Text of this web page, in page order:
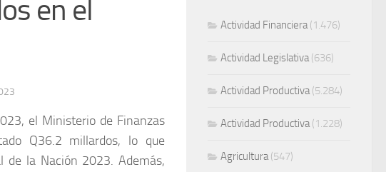
en el
el Ministerio de Finanzas
Q36.2 millardos, lo que
de la Nación 2023. Además,
Actividad Financiera(1.476)
Actividad Legislativa(636)
Actividad Productiva(5.284)
Actividad Productiva(1.228)
Agricultura(547)